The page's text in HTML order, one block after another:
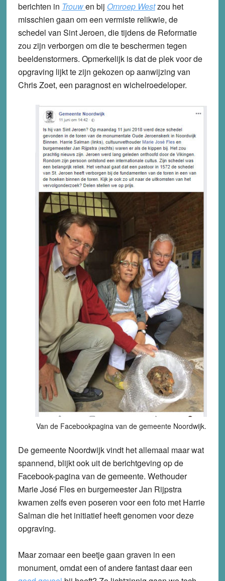
berichten in Trouwen bij Omroep Westzou het
misschien gaan om een vermiste relikwie, de
schedel van Sint Jeroen, die tijdens de Reformatie
zou zijn verborgen om die te beschermen tegen
beeldenstormers. Opmerkelijk is dat de plek voor de
opgraving lijkt te zijn gekozen op aanwijzing van
Chris Zoet, een paragnost en wichelroedeloper.
Van de Facebookpagina van de gemeente Noordwijk.
De gemeente Noordwijk vindt het allemaal maar wat
spannend, blijkt ook uit de berichtgeving op de
Facebook-pagina van de gemeente. Wethouder
Marie José Fles en burgemeester Jan Rijpstra
kwamen zelfs even poseren voor een foto met Harrie
Salman die het initiatief heeft genomen voor deze
opgraving.
Maar zomaar een beetje gaan graven in een
monument, omdat een of andere fantast daar een